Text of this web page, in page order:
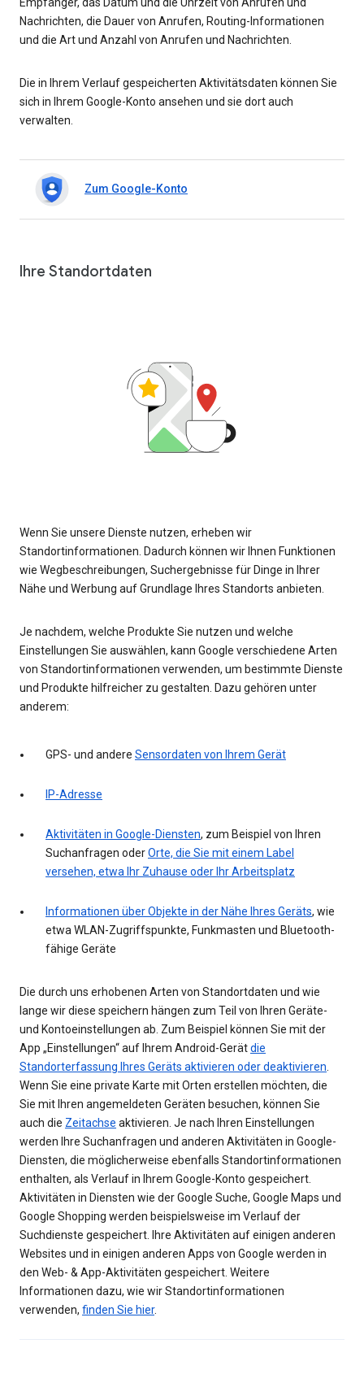
Empfänger, das Datum und die Uhrzeit von Anrufen und
Nachrichten, die Dauer von Anrufen, Routing-Informationen
und die Art und Anzahl von Anrufen und Nachrichten.
Die in Ihrem Verlauf gespeicherten Aktivitätsdaten können Sie
sich in Ihrem Google-Konto ansehen und sie dort auch
verwalten.
Zum Google-Konto
Ihre Standortdaten
Wenn Sie unsere Dienste nutzen, erheben wir
Standortinformationen. Dadurch können wir Ihnen Funktionen
wie Wegbeschreibungen, Suchergebnisse für Dinge in Ihrer
Nähe und Werbung auf Grundlage Ihres Standorts anbieten.
Je nachdem, welche Produkte Sie nutzen und welche
Einstellungen Sie auswählen, kann Google verschiedene Arten
von Standortinformationen verwenden, um bestimmte Dienste
und Produkte hilfreicher zu gestalten. Dazu gehören unter
anderem:
GPS- und andere Sensordaten von Ihrem Gerät
IP-Adresse
Aktivitäten in Google-Diensten, zum Beispiel von Ihren
Suchanfragen oderOrte, die Sie mit einem Label
versehen, etwa Ihr Zuhause oder Ihr Arbeitsplatz
Informationen über Objekte in der Nähe Ihres Geräts, wie
etwa WLAN-Zugriffspunkte, Funkmasten und Bluetooth-
fähige Geräte
Die durch uns erhobenen Arten von Standortdaten und wie
lange wir diese speichern hängen zum Teil von Ihren Geräte-
und Kontoeinstellungen ab. Zum Beispiel können Sie mit der
App „Einstellungen“ auf Ihrem Android-Gerätdie
Standorterfassung Ihres Geräts aktivieren oder deaktivieren
Wenn Sie eine private Karte mit Orten erstellen möchten, die
Sie mit Ihren angemeldeten Geräten besuchen, können Sie
auch die Zeitachse aktivieren. Je nach Ihren Einstellungen
werden Ihre Suchanfragen und anderen Aktivitäten in Google-
Diensten, die möglicherweise ebenfalls Standortinformationen
enthalten, als Verlauf in Ihrem Google-Konto gespeichert.
Aktivitäten in Diensten wie der Google Suche, Google Maps und
Google Shopping werden beispielsweise im Verlauf der
Suchdienste gespeichert. Ihre Aktivitäten auf einigen anderen
Websites und in einigen anderen Apps von Google werden in
den Web- & App-Aktivitäten gespeichert. Weitere
Informationen dazu, wie wir Standortinformationen
verwenden, finden Sie hier.